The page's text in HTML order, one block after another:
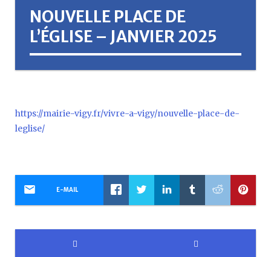
NOUVELLE PLACE DE
L’ÉGLISE – JANVIER 2025
https://mairie-vigy.fr/vivre-a-vigy/nouvelle-place-de-
leglise/
E-MAIL